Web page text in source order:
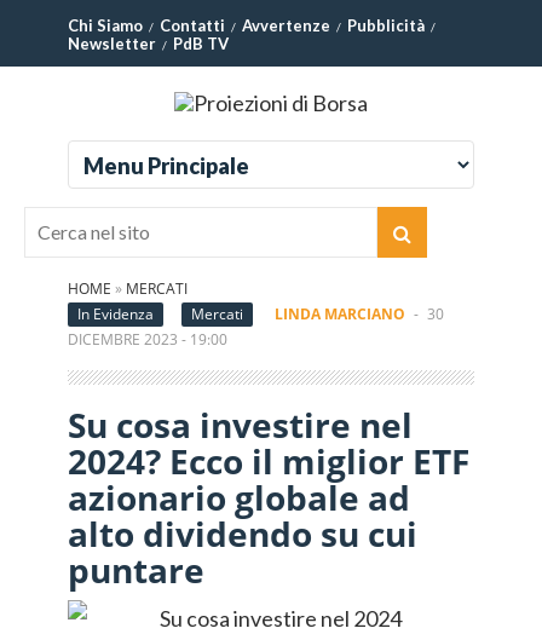
Chi Siamo Contatti Avvertenze
Pubblicità
Newsletter
PdB TV
HOME » MERCATI
In Evidenza
Mercati LINDA MARCIANO - 30
DICEMBRE 2023 - 19:00
Su cosa investire nel
2024? Ecco il miglior ETF
azionario globale ad
alto dividendo su cui
puntare